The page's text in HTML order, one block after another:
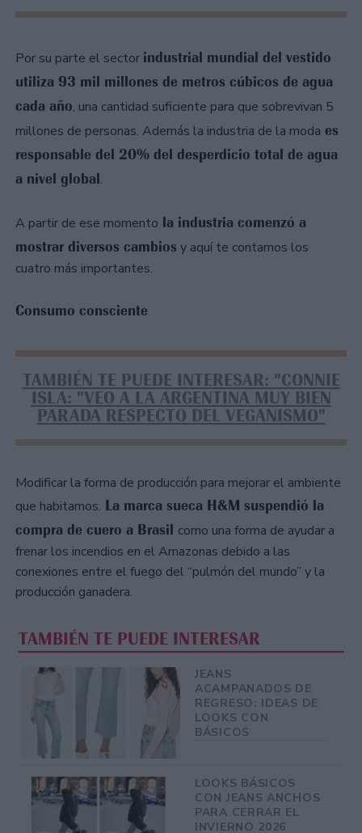
Por su parte el sector industrial mundial del vestido
utiliza 93 mil millones de metros cúbicos de agua
cada año, una cantidad suficiente para que sobrevivan 5
millones de personas. Además la industria de la moda es
responsable del 20% del desperdicio total de agua
a nivel global.
A partir de ese momento la industria comenzó a
mostrar diversos cambios y aquí te contamos los
cuatro más importantes.
Consumo consciente
TAMBIÉN TE PUEDE INTERESAR: "CONNIE
ISLA: "VEO A LA ARGENTINA MUY BIEN
PARADA RESPECTO DEL VEGANISMO"
Modificar la forma de producción para mejorar el ambiente
que habitamos. La marca sueca H&M suspendió la
compra de cuero a Brasil como una forma de ayudar a
frenar los incendios en el Amazonas debido a las
conexiones entre el fuego del “pulmón del mundo” y la
producción ganadera.
TAMBIÉN TE PUEDE INTERESAR
JEANS
ACAMPANADOS DE
REGRESO: IDEAS DE
LOOKS CON
BÁSICOS
LOOKS BÁSICOS
CON JEANS ANCHOS
PARA CERRAR EL
INVIERNO 2026